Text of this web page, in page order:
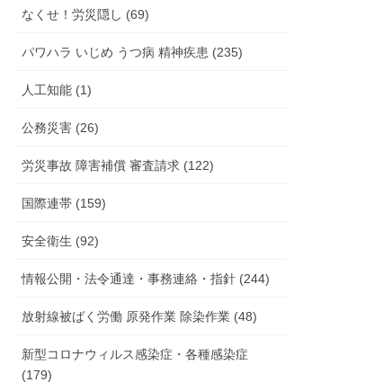
なくせ！労災隠し (69)
パワハラ いじめ うつ病 精神疾患 (235)
人工知能 (1)
公務災害 (26)
労災事故 障害補償 審査請求 (122)
国際連帯 (159)
安全衛生 (92)
情報公開・法令通達・事務連絡・指針 (244)
放射線被ばく労働 原発作業 除染作業 (48)
新型コロナウィルス感染症・各種感染症
(179)